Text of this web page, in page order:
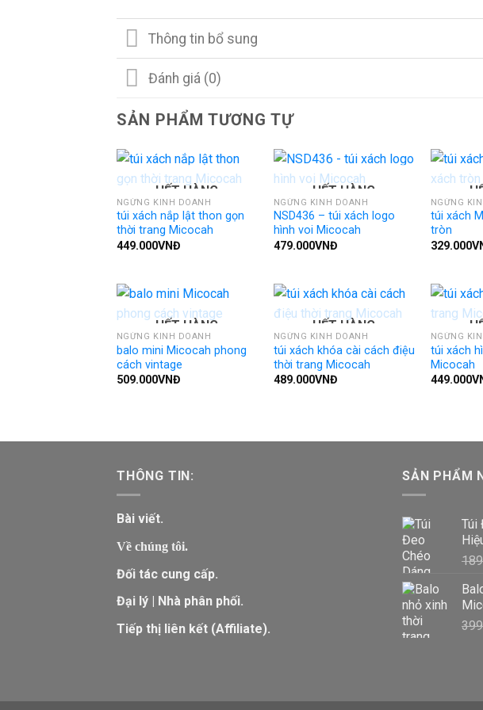
Thông tin bổ sung
Đánh giá (0)
SẢN PHẨM TƯƠNG TỰ
HẾT HÀNG
NGỪNG KINH DOANH
túi xách nắp lật thon gọn
thời trang Micocah
449.000VNĐ
HẾT HÀNG
NGỪNG KINH DOANH
NSD436 – túi xách logo
hình voi Micocah
479.000VNĐ
NGỪNG
túi xách
tròn
329.000
HẾT HÀNG
NGỪNG KINH DOANH
balo mini Micocah phong
cách vintage
509.000VNĐ
HẾT HÀNG
NGỪNG KINH DOANH
túi xách khóa cài cách điệu
thời trang Micocah
489.000VNĐ
NGỪNG
túi xách
Micocah
449.000
THÔNG TIN:
Bài viết.
Về chúng tôi.
Đối tác cung cấp.
Đại lý | Nhà phân phối.
Tiếp thị liên kết (Affiliate).
SẢN PHẨM
Túi